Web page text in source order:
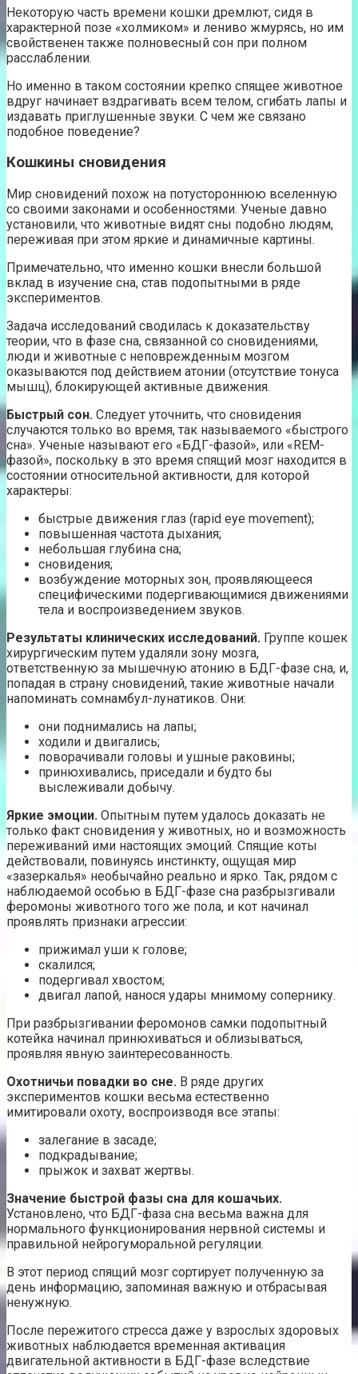
Некоторую часть времени кошки дремлют, сидя в
характерной позе «холмиком» и лениво жмурясь, но им
свойственен также полновесный сон при полном
расслаблении.
Но именно в таком состоянии крепко спящее животное
вдруг начинает вздрагивать всем телом, сгибать лапы и
издавать приглушенные звуки. С чем же связано
подобное поведение?
Кошкины сновидения
Мир сновидений похож на потустороннюю вселенную
со своими законами и особенностями. Ученые давно
установили, что животные видят сны подобно людям,
переживая при этом яркие и динамичные картины.
Примечательно, что именно кошки внесли большой
вклад в изучение сна, став подопытными в ряде
экспериментов.
Задача исследований сводилась к доказательству
теории, что в фазе сна, связанной со сновидениями,
люди и животные с неповрежденным мозгом
оказываются под действием атонии (отсутствие тонуса
мышц), блокирующей активные движения.
Быстрый сон. Следует уточнить, что сновидения
случаются только во время, так называемого «быстрого
сна». Ученые называют его «БДГ-фазой», или «REM-
фазой», поскольку в это время спящий мозг находится в
состоянии относительной активности, для которой
характеры:
быстрые движения глаз (rapid eye movement);
повышенная частота дыхания;
небольшая глубина сна;
сновидения;
возбуждение моторных зон, проявляющееся
специфическими подергивающимися движениями
тела и воспроизведением звуков.
Результаты клинических исследований. Группе кошек
хирургическим путем удаляли зону мозга,
ответственную за мышечную атонию в БДГ-фазе сна, и,
попадая в страну сновидений, такие животные начали
напоминать сомнамбул-лунатиков. Они:
они поднимались на лапы;
ходили и двигались;
поворачивали головы и ушные раковины;
принюхивались, приседали и будто бы
выслеживали добычу.
Яркие эмоции. Опытным путем удалось доказать не
только факт сновидения у животных, но и возможность
переживаний ими настоящих эмоций. Спящие коты
действовали, повинуясь инстинкту, ощущая мир
«зазеркалья» необычайно реально и ярко. Так, рядом с
наблюдаемой особью в БДГ-фазе сна разбрызгивали
феромоны животного того же пола, и кот начинал
проявлять признаки агрессии:
прижимал уши к голове;
скалился;
подергивал хвостом;
двигал лапой, нанося удары мнимому сопернику.
При разбрызгивании феромонов самки подопытный
котейка начинал принюхиваться и облизываться,
проявляя явную заинтересованность.
Охотничьи повадки во сне. В ряде других
экспериментов кошки весьма естественно
имитировали охоту, воспроизводя все этапы:
залегание в засаде;
подкрадывание;
прыжок и захват жертвы.
Значение быстрой фазы сна для кошачьих.
Установлено, что БДГ-фаза сна весьма важна для
нормального функционирования нервной системы и
правильной нейрогуморальной регуляции.
В этот период спящий мозг сортирует полученную за
день информацию, запоминая важную и отбрасывая
ненужную.
После пережитого стресса даже у взрослых здоровых
животных наблюдается временная активация
двигательной активности в БДГ-фазе вследствие